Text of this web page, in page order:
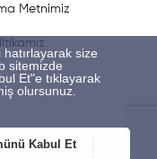
size
sitemizde
Et"e tıklayarak
olursunuz.
Kabul Et
Metnimiz